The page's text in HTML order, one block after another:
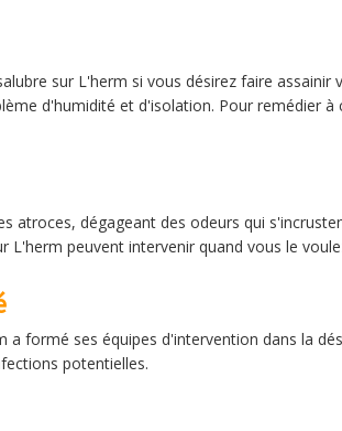
sur L'herm si vous désirez faire assainir
d'humidité et d'isolation. Pour remédier
atroces, dégageant des odeurs qui
peuvent intervenir quand vous le
formé ses équipes d'intervention dans la
potentielles.